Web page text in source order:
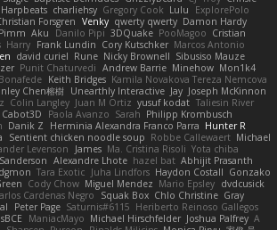
Harpbeats charliehsy Gregory Cook Lulu
ExplorePolo
Forsgren Venky qwerty qwerty Damon Hardy
Aku Danilo Pipi 3DQuake PooMagoo Cristian
Harry Frank Lundin Cory Kutschker Marcos Antonio
david curiel Rune Nicky Brownell Sibusiso Mauze
Punit Chaturvedi Andrew Barrie Minehow Mon1k4
Keith Bridges Kamila Novakova Tereza Nemcova
Chen榕樹 Unearthly Interactive Jay Joseph McKinnon
Colin Langley Juan M Ortiz yusuf kodat Taliesin River
Cabot3D Paola Avanzo Sarah Philipp Krombusch
Danik Z Herminia Alexandra Franco Parra Hunter R
Sentient chicken noodle soup Robbe Callewaert Michael
Levenson James Ma. Cristina Risoli Yota chiba
Alexandre Lhote hazel bat Abhijit Prasanth
Tara Exotic Juha Lindfors Haydon Costall Gonzako
Cody Chow Miguel Mendez Mario Epsley dvdcusick
Cardenas Negro Squak Box Chlo Christine Gray
Peter Page Saturnis#6115 Heriberto Reinoso Gallegos
ManiacMayo Michael Hirschfelder Joshua Palfrey A